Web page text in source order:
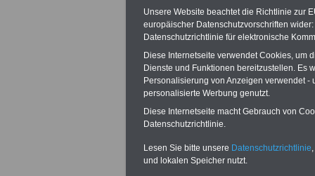
Wie bereits in
erfolgt auch im
Jahr betrifft dies
Unsere Website beachtet die Richtlinie zur
europäischer Datenschutzvorschriften
Datenschutzrichtlinie für elektronische
Diese Internetseite verwendet Cookies, um
Dienste und Funktionen bereitzustellen. Es
Personalisierung von Anzeigen verwendet
personalisierte Werbung genutzt.
Diese Internetseite macht Gebrauch von
Datenschutzrichtlinie.
Lesen Sie bitte unsere Datenschutzrichtlinie
und lokalen Speicher nutzt.